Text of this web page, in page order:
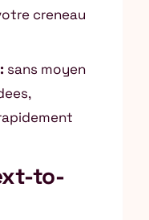
creneau
sans moyen
to-